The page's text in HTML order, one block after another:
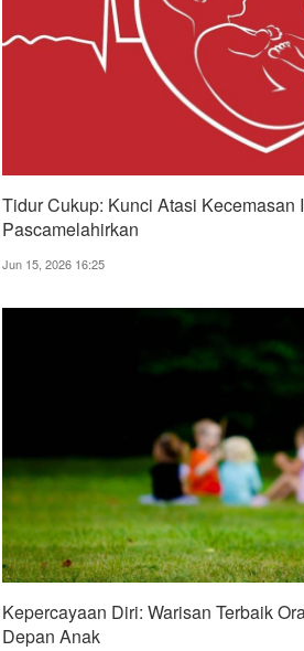
Tidur Cukup: Kunci Atasi Kecemasan
Pascamelahirkan
Jun 15, 2026 16:25
Kepercayaan Diri: Warisan Terbaik
Depan Anak